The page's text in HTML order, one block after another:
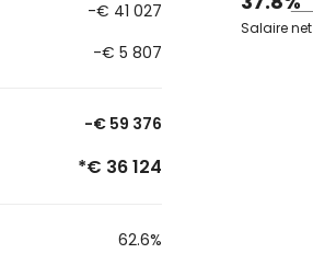
-€ 41 027
-€ 5 807
-€ 59 376
*€ 36 124
62.6%
Salaire net